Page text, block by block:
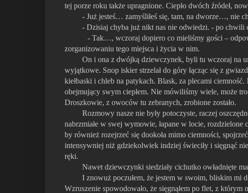
tej porze roku także upragnione. Ciepło dwóch źródeł,
- Już jesteś… zamyśliłeś się, tam, na dworze…, nie
- Dzisiaj chyba już nikt nas nie odwiedzi. - po chwili
- Tak…, wczoraj dopiero co mieliśmy gości –
zorganizowaniu tego miejsca i życia w nim.
On i ona z dwójką dziewczynek, byli tu wczoraj na
wyjątkowe. Snop iskier strzelał do góry łącząc się z
kiełbaski i chleb na patykach. Blask, za plecami
obejmujący swym ciepłem. Nie mówiliśmy wiele, może
Droszkowie, z owoców tu zebranych, zrobione zostało.
Rozmowy nasze nie były potoczyste, raczej
nabrzmiałe w swej wymowie, łapane w locie,
by również rozejrzeć się dookoła mimo ciemności,
intensywniej niż gdziekolwiek indziej świeciły i sięgnąć
ręki.
Nawet dziewczynki siedziały cichutko owładnięte
I znowuż poczułem, że jestem w swoim, bliskim mi
Wzruszenie spowodowało, że sięgnąłem po flet, z